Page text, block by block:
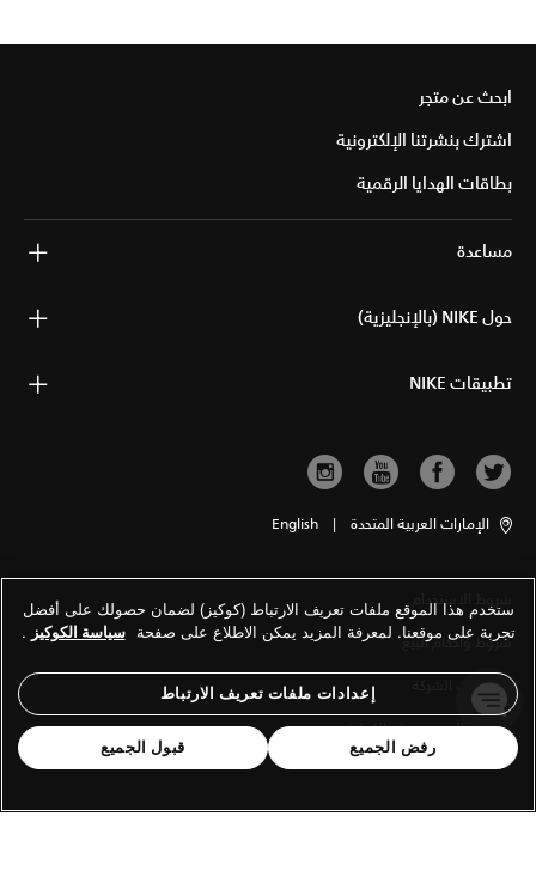
ابحث عن متجر
اشترك بنشرتنا الإلكترونية
بطاقات الهدايا الرقمية
مساعدة
حول NIKE (بالإنجليزية)
تطبيقات NIKE
الإمارات العربية المتحدة |
English
شروط الاستخدام
شروط وأحكام البيع
معلومات الشركة
سياسة الخصوصية والكوكيز
ستخدم هذا الموقع ملفات تعريف الارتباط (كوكيز) لضمان حصولك على أفضل
تجربة على موقعنا. لمعرفة المزيد يمكن الاطلاع على صفحة سياسة الكوكيز .
إعدادات ملفات تعريف الارتباط
رفض الجميع قبول الجميع